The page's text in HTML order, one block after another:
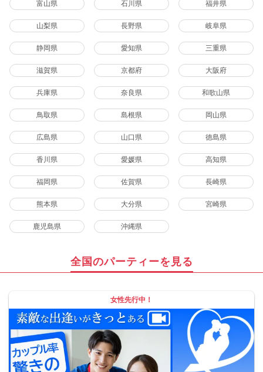
富山県 石川県 福井県
山梨県 長野県 岐阜県
静岡県 愛知県 三重県
滋賀県 京都府 大阪府
兵庫県 奈良県 和歌山県
鳥取県 島根県 岡山県
広島県 山口県 徳島県
香川県 愛媛県 高知県
福岡県 佐賀県 長崎県
熊本県 大分県 宮崎県
鹿児島県 沖縄県
全国のパーティーを見る
女性先行中！